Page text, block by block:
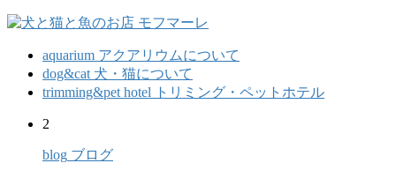
aquarium アクアリウムについて
dog&cat 犬・猫について
trimming&pet hotel
トリミング・ペットホテル
2
blog ブログ